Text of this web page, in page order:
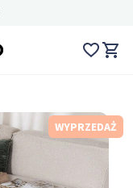
WYPRZEDAŻ